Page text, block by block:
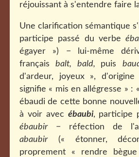
réjouissant à s'entendre faire
Une clarification sémantique
participe passé du verbe
égayer ») − lui-même
françaisbalt, bald, puis
d'ardeur, joyeux », d'origine
signifie « mis en allégresse » :
ébaudi de cette bonne
à voir avec ébaubi, participe
ébaubir− réfection de
abaubir(« étonner,
proprement « rendre